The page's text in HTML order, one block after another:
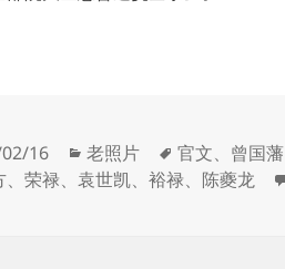
16
分
类
老照片
标
签
官文、 曾国藩
、荣禄、袁世凯、裕禄、 陈夔龙